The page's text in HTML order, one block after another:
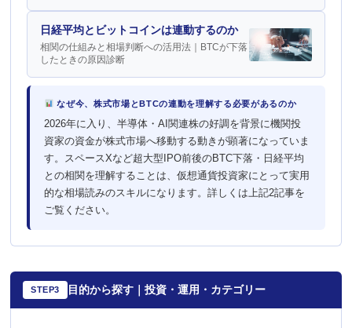
日経平均とビットコインは連動するのか
相関の仕組みと相場判断への活用法｜BTCが下落
したときの原因診断
なぜ今、株式市場とBTCの連動を理解する必要があるのか
2026年に入り、半導体・AI関連株の好調を背景に機関投
資家の資金が株式市場へ移動する動きが顕著になっていま
す。スペースXなど超大型IPO前後のBTC下落・日経平均
との相関を理解することは、仮想通貨投資家にとって実用
的な相場読みのスキルになります。詳しくは上記2記事を
ご覧ください。
STEP3 目的から探す｜投資・運用・カテゴリー